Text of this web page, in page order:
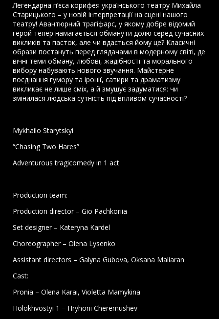
Легендарна п’єса корифея українського театру Михайла
Старицького – у новій інтерпретації на сцені нашого
театру! Авантюрний трагіфарс, у якому добре відомий
герой тепер намагається обманути долю серед сучасних
викликів та пасток, але чи вдасться йому це? Класичні
образи постануть перед глядачами в модерному світі, де
вічні теми обману, любові, жадібності та морального
вибору набувають нового звучання. Майстерне
поєднання гумору та іронії, сатири та драматизму
викликає не лише сміх, а й змушує задуматися: чи
змінилася людська сутність під впливом сучасності?
Mykhailo Starytskyi
“Chasing Two Hares”
Adventurous tragicomedy in 1 act
Production team:
Production director – Gio Pachkoriia
Set designer – Kateryna Kardel
Choreographer – Olena Lysenko
Assistant directors – Galyna Gubova, Oksana Maliaran
Cast:
Pronia – Olena Karai, Violetta Mamykina
Holokhvostyi 1 – Hryhorii Cheremushev